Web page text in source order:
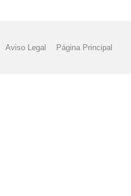
Aviso Legal Página Principal